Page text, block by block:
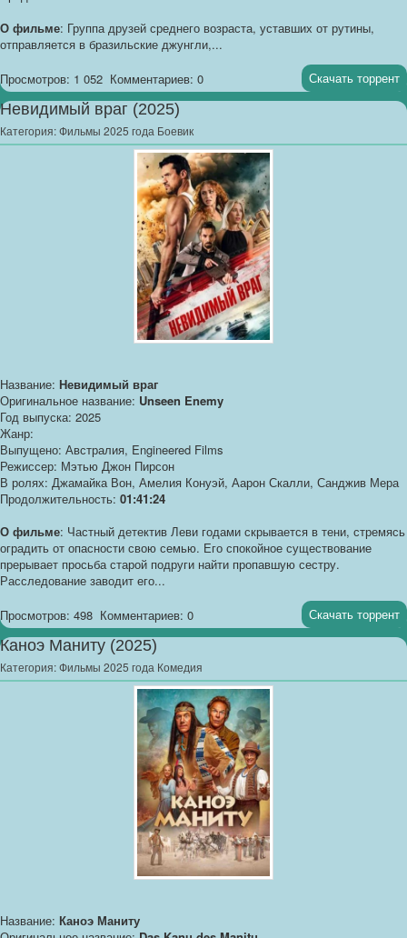
О фильме: Группа друзей среднего возраста, уставших от рутины,
отправляется в бразильские джунгли,...
Просмотров: 1 052 Комментариев: 0 Скачать торрент
Невидимый враг (2025)
Категория:Фильмы 2025 года Боевик
Название: Невидимый враг
Оригинальное название: Unseen Enemy
Год выпуска: 2025
Жанр:
Выпущено: Австралия, Engineered Films
Режиссер: Мэтью Джон Пирсон
В ролях: Джамайка Вон, Амелия Конуэй, Аарон Скалли, Санджив Мера
Продолжительность: 01:41:24
О фильме: Частный детектив Леви годами скрывается в тени, стремясь
оградить от опасности свою семью. Его спокойное существование
прерывает просьба старой подруги найти пропавшую сестру.
Расследование заводит его...
Просмотров: 498 Комментариев: 0 Скачать торрент
Каноэ Маниту (2025)
Категория:Фильмы 2025 года Комедия
Название: Каноэ Маниту